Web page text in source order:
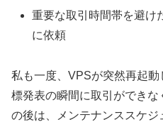
重要な取引時間帯を避け
に依頼
私も一度、VPSが突然再起
標発表の瞬間に取引ができ
の後は、メンテナンススケジ